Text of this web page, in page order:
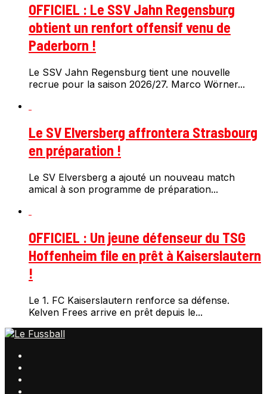
OFFICIEL : Le SSV Jahn Regensburg
obtient un renfort offensif venu de
Paderborn !
Le SSV Jahn Regensburg tient une nouvelle
recrue pour la saison 2026/27. Marco Wörner...
Le SV Elversberg affrontera Strasbourg
en préparation !
Le SV Elversberg a ajouté un nouveau match
amical à son programme de préparation...
OFFICIEL : Un jeune défenseur du TSG
Hoffenheim file en prêt à Kaiserslautern
!
Le 1. FC Kaiserslautern renforce sa défense.
Kelven Frees arrive en prêt depuis le...